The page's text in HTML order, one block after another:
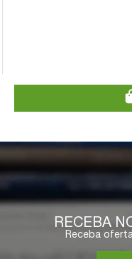
RECEBA
Receba